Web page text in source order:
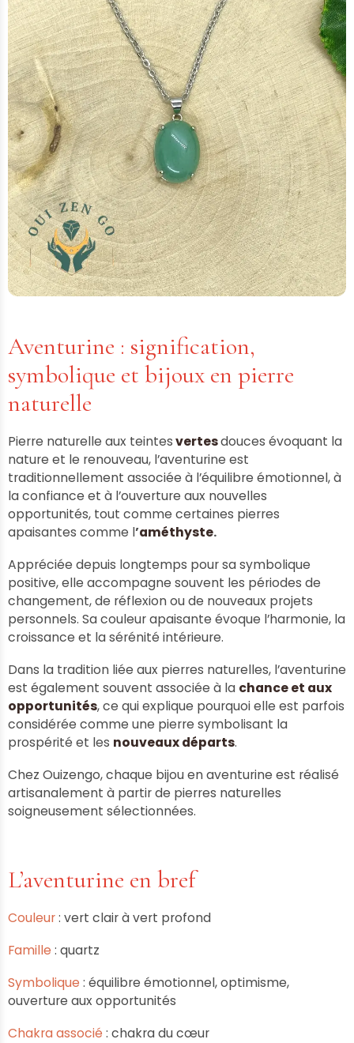
Aventurine : signification,
symbolique et bijoux en pierre
naturelle
Pierre naturelle aux teintesvertesdouces évoquant la
nature et le renouveau, l’aventurine est
traditionnellement associée à l’équilibre émotionnel, à
la confiance et à l’ouverture aux nouvelles
opportunités, tout comme certaines pierres
apaisantes comme l’améthyste.
Appréciée depuis longtemps pour sa symbolique
positive, elle accompagne souvent les périodes de
changement, de réflexion ou de nouveaux projets
personnels. Sa couleur apaisante évoque l’harmonie, la
croissance et la sérénité intérieure.
Dans la tradition liée aux pierres naturelles, l’aventurine
est également souvent associée à la chance et aux
opportunités, ce qui explique pourquoi elle est parfois
considérée comme une pierre symbolisant la
prospérité et les nouveaux départs.
Chez Ouizengo, chaque bijou en aventurine est réalisé
artisanalement à partir de pierres naturelles
soigneusement sélectionnées.
L’aventurine en bref
Couleur: vert clair à vert profond
Famille : quartz
Symbolique : équilibre émotionnel, optimisme,
ouverture aux opportunités
Chakra associé : chakra du cœur